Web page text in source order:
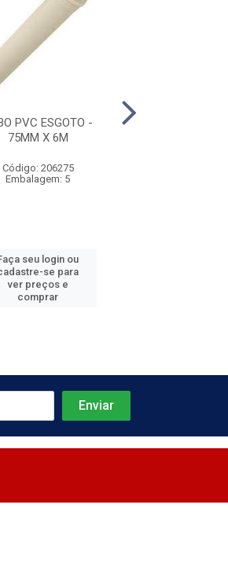
PVC ESGOTO -
75MM X 6M
Código: 206275
Embalagem: 5
seu login ou
se para
ver preços e
comprar